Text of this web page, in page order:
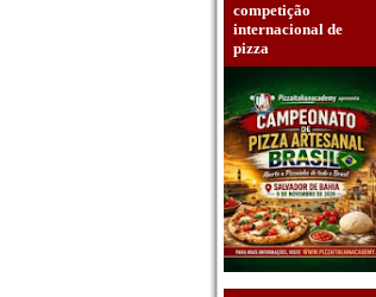
competição
internacional de
pizza